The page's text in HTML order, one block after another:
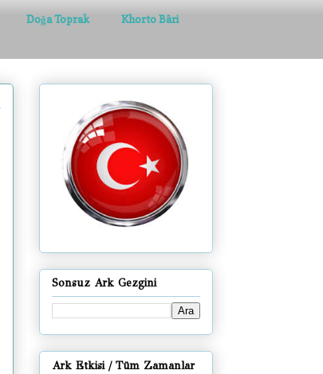
Doğa Toprak Khorto Bâri
Sonsuz Ark Gezgini
Ark Etkisi / Tüm Zamanlar